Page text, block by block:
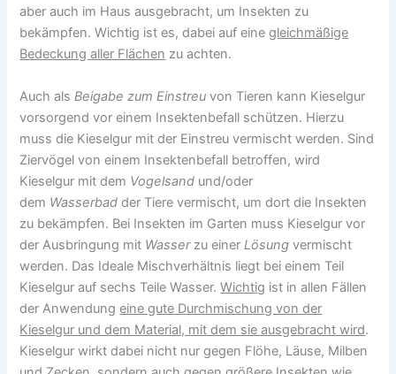
aber auch im Haus ausgebracht, um Insekten zu
bekämpfen. Wichtig ist es, dabei auf einegleichmäßige
Bedeckung aller Flächen zu achten.
Auch alsBeigabe zum Einstreu von Tieren kann Kieselgur
vorsorgend vor einem Insektenbefall schützen. Hierzu
muss die Kieselgur mit der Einstreu vermischt werden. Sind
Ziervögel von einem Insektenbefall betroffen, wird
Kieselgur mit dem Vogelsand und/oder
dem Wasserbad der Tiere vermischt, um dort die Insekten
zu bekämpfen. Bei Insekten im Garten muss Kieselgur vor
der Ausbringung mit Wasserzu einerLösung vermischt
werden. Das Ideale Mischverhältnis liegt bei einem Teil
Kieselgur auf sechs Teile Wasser.Wichtig ist in allen Fällen
der Anwendungeine gute Durchmischung von der
Kieselgur und dem Material, mit dem sie ausgebracht wird.
Kieselgur wirkt dabei nicht nur gegen Flöhe, Läuse, Milben